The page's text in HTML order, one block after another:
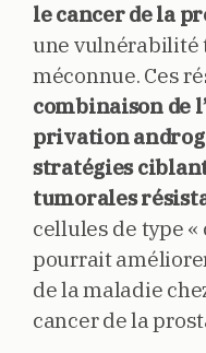
le cancer de la
une vulnérabilité
méconnue. Ces
combinaison de
privation
stratégies
tumorales
cellules de type
pourrait
de la maladie
cancer de la